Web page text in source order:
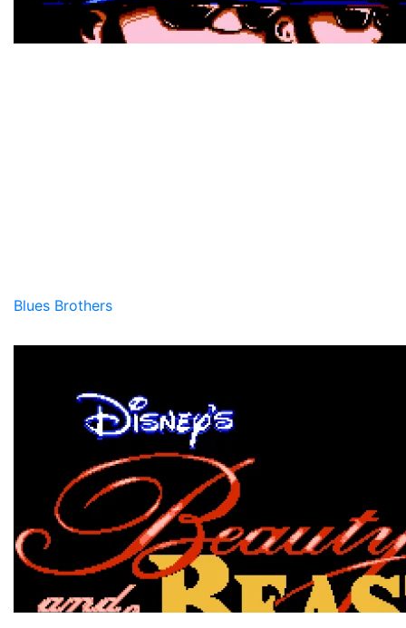
Blues Brothers